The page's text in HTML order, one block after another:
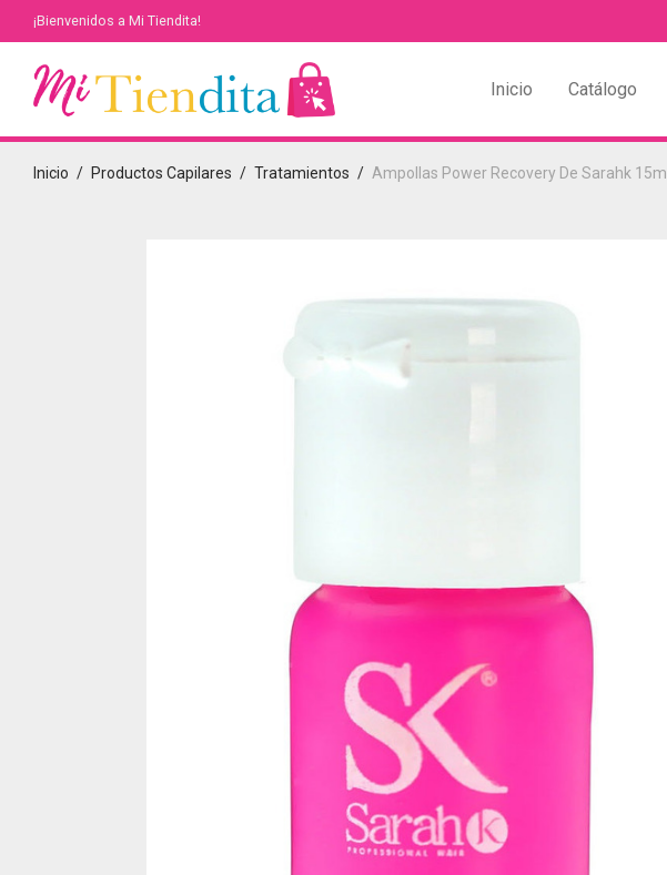
¡Bienvenidos a Mi Tiendita!
Inicio Catálogo
Inicio / Productos Capilares / Tratamientos / Ampollas Power Recovery De Sarahk 15ml